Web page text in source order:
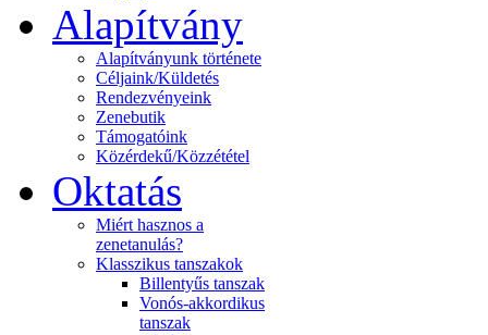
Alapítvány
Alapítványunk története
Céljaink/Küldetés
Rendezvényeink
Zenebutik
Támogatóink
Közérdekű/Közzététel
Oktatás
Miért hasznos a
zenetanulás?
Klasszikus tanszakok
Billentyűs tanszak
Vonós-akkordikus
tanszak